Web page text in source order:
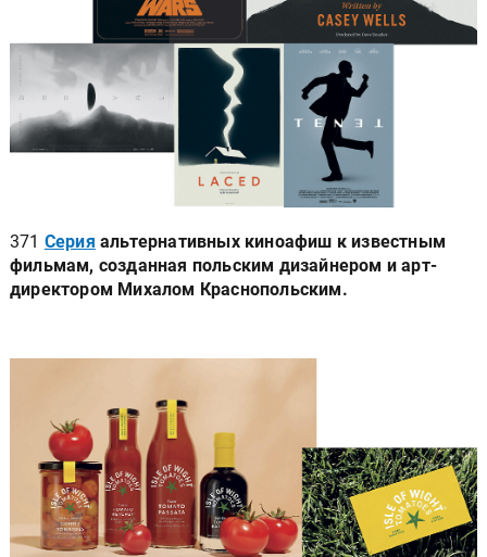
371 Серия альтернативных киноафиш к известным
фильмам, созданная польским дизайнером и арт-
директором Михалом Краснопольским.